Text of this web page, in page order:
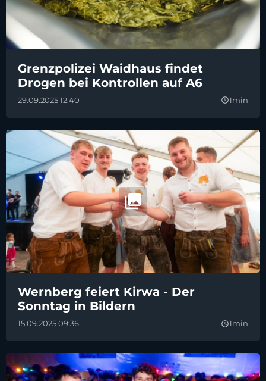
Grenzpolizei Waidhaus findet
Drogen bei Kontrollen auf A6
29.09.2025 12:40 query_builder1min
Wernberg feiert Kirwa - Der
Sonntag in Bildern
15.09.2025 09:36 query_builder1min